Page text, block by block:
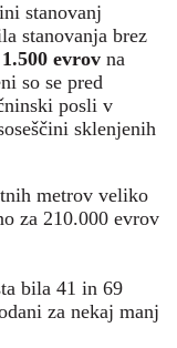
stanovanj
stanovanja brez
1.500 evrov na
so se pred
posli v
sklenjenih
metrov veliko
za 210.000 evrov
bila 41 in 69
za nekaj manj